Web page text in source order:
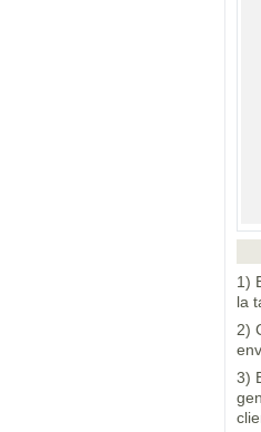
1)
la
2)
3)